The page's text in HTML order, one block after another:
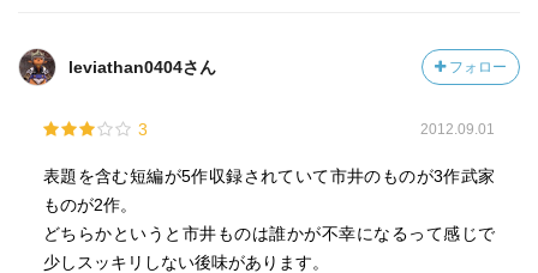
leviathan0404さん フォロー
3 2012.09.01
表題を含む短編が5作収録されていて市井のものが3作武家
ものが2作。
どちらかというと市井ものは誰かが不幸になるって感じで
少しスッキリしない後味があります。